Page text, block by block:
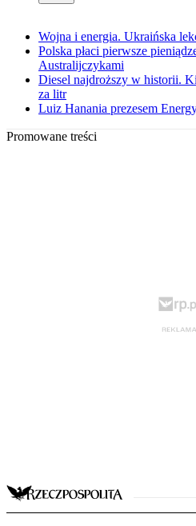
Wojna i energia. Ukraińska
Polska płaci pierwsze
Australijczykami
Diesel najdroższy w historii.
za litr
Luiz Hanania prezesem
Promowane treści